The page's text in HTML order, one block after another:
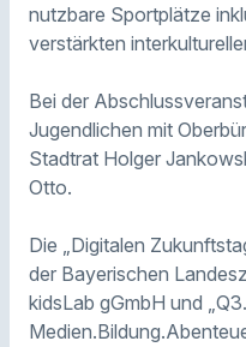
nutzbare Sportplätze
verstärkten
Bei der
Jugendlichen mit
Stadtrat Holger
Otto.
Die „Digitalen
der Bayerischen
kidsLab gGmbH und